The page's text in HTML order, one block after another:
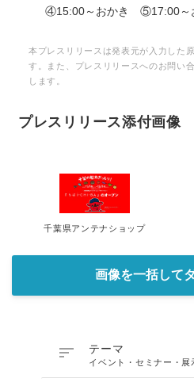
④15:00～おかき ⑤17:00～お
本プレスリリースは発表元が入力した
す。また、プレスリリースへのお問い
します。
プレスリリース添付画像
千葉県アンテナショップ
画像を一括して
 テーマ
イベント・セミナー・展